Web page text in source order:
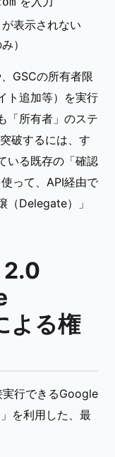
表示されない
）
GSCの所有者限
ト追加等）を実行
「所有者」のステ
破するには、す
いる既存の「確認
って、API経由で
（Delegate）」
2.0
よる権
実行できるGoogle
を利用した、最